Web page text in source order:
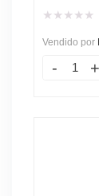
★ ★ ★ ★ ★
Vendido por